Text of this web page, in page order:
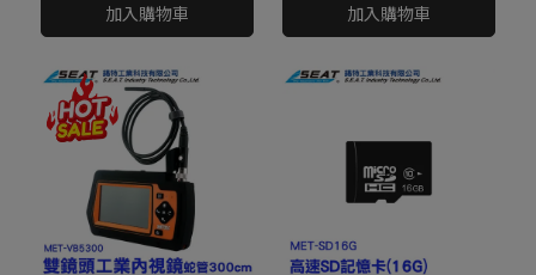
加入購物車 加入購物車